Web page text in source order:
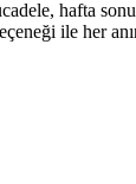
hafta
ile her